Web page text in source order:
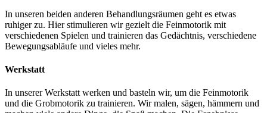
In unseren beiden anderen Behandlungsräumen geht es etwas
ruhiger zu. Hier stimulieren wir gezielt die Feinmotorik mit
verschiedenen Spielen und trainieren das Gedächtnis, verschiedene
Bewegungsabläufe und vieles mehr.
Werkstatt
In unserer Werkstatt werken und basteln wir, um die Feinmotorik
und die Grobmotorik zu trainieren. Wir malen, sägen, hämmern und